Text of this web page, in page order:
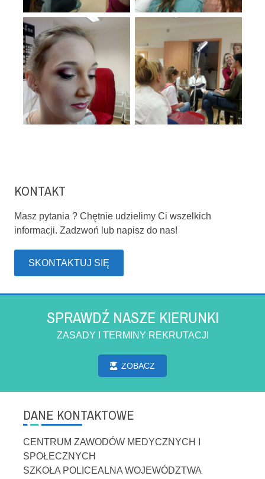
KONTAKT
Masz pytania ? Chętnie udzielimy Ci wszelkich
informacji. Zadzwoń lub napisz do nas!
SKONTAKTUJ SIĘ
SPRAWDŹ NASZE KIERUNKI
ZASADY I TERMINY REKRUTACJI
ZOBACZ
DANE KONTAKTOWE
CENTRUM ZAWODÓW MEDYCZNYCH I
SPOŁECZNYCH
SZKOŁA POLICEALNA WOJEWÓDZTWA